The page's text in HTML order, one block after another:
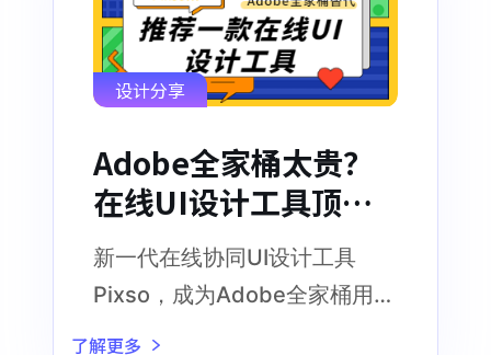
设计分享
Adobe全家桶太贵？
在线UI设计工具顶
上！
新一代在线协同UI设计工具
Pixso，成为Adobe全家桶用户
的新选择
了解更多